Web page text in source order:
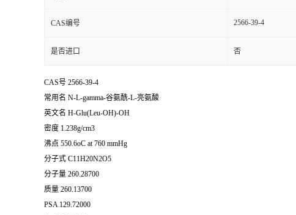
CAS编号 2566-39-4
是否进口 否
CAS号 2566-39-4
常用名 N-L-gamma-谷氨酰-L-亮氨酸
英文名 H-Glu(Leu-OH)-OH
密度 1.238g/cm3
沸点 550.6oC at 760 mmHg
分子式 C11H20N2O5
分子量 260.28700
质量 260.13700
PSA 129.72000